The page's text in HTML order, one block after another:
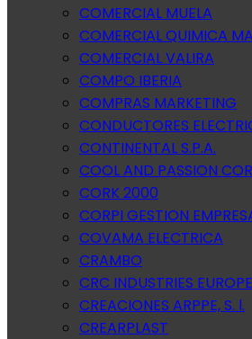
COMERCIAL MUELA
COMERCIAL QUIMICA
COMERCIAL VALIRA
COMPO IBERIA
COMPRAS MARKETING
CONDUCTORES
CONTINENTAL S.P.A.
COOL AND PASSION
CORK 2000
CORPI GESTION
COVAMA ELECTRICA
CRAMBO
CRC INDUSTRIES
CREACIONES ARPPE, S. l.
CREARPLAST